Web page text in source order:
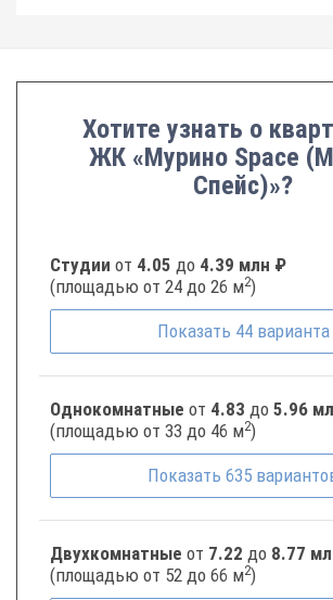
Хотите узнать о
ЖК «Мурино Space
Спейс)»?
Студии от 4.05 до 4.39 млн ₽
(площадью от 24 до 26 м2)
Показать 44 варианта
Однокомнатные от 4.83 до 5.96
(площадью от 33 до 46 м2)
Показать 635
Двухкомнатные от 7.22 до 8.77
(площадью от 52 до 66 м2)